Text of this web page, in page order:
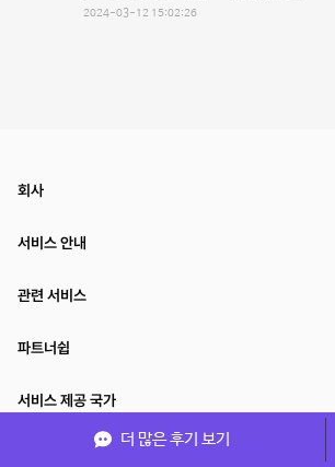
2024-03-12 15:02:26
더 많은 후기 보기
회사
서비스 안내
관련 서비스
파트너쉽
서비스 제공 국가